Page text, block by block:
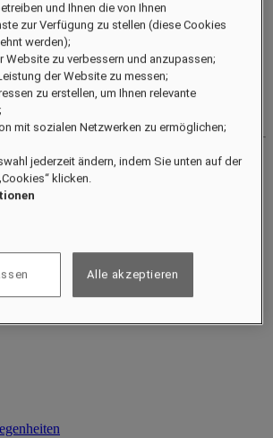
und Ihnen die von Ihnen
zur Verfügung zu stellen (diese Cookies
werden);
Website zu verbessern und anzupassen;
der Website zu messen;
zu erstellen, um Ihnen relevante
mit sozialen Netzwerken zu ermöglichen;
jederzeit ändern, indem Sie unten auf der
klicken.
Alle akzeptieren